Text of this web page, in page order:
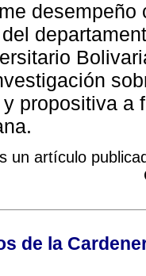
propositiva a
un artículo
de la